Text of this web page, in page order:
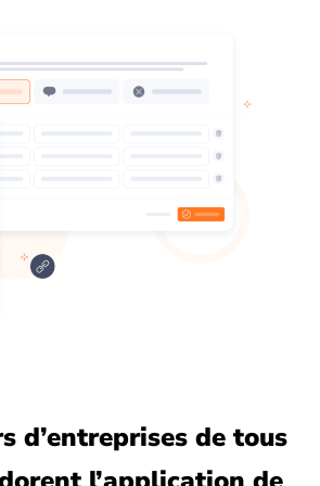
d’entreprises de tous